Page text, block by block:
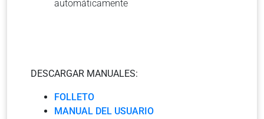
automáticamente
DESCARGAR MANUALES:
FOLLETO
MANUAL DEL USUARIO